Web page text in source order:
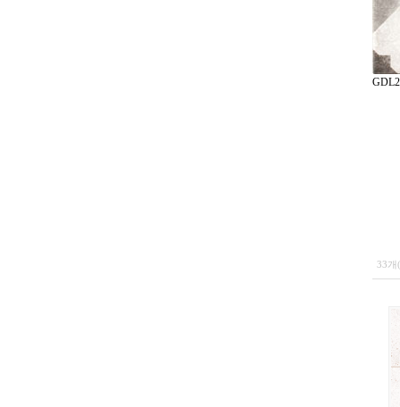
33개